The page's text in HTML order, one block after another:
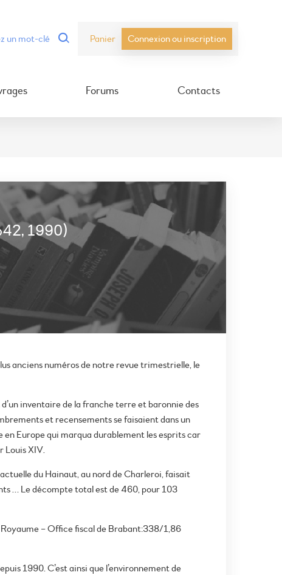
Panier Connexion ou inscription
Forums Contacts
1990)
anciens numéros de notre revue trimestrielle, le
inventaire de la franche terre et baronnie des
et recensements se faisaient dans un
en Europe qui marqua durablement les esprits car
Louis XIV.
du Hainaut, au nord de Charleroi, faisait
… Le décompte total est de 460, pour 103
– Office fiscal de Brabant:338/1,86
1990. C’est ainsi que l’environnement de